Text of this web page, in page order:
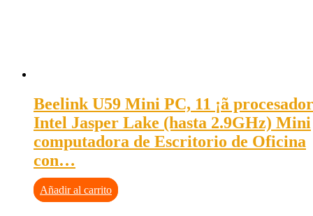
Beelink U59 Mini PC, 11 ¡ã procesador
Intel Jasper Lake (hasta 2.9GHz) Mini
computadora de Escritorio de Oficina
con…
Añadir al carrito